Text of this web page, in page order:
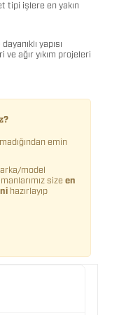
tipi işlere en yakın
yapısı
ağır yıkım projeleri
emin
model
size en
hazırlayıp